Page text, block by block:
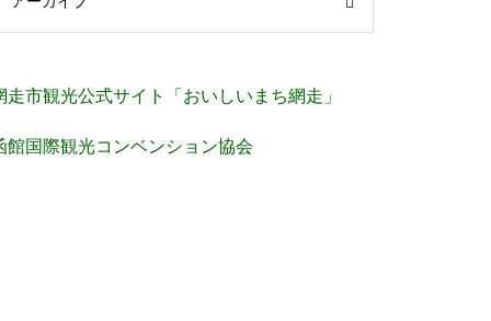
走市観光公式サイト「おいしいまち網走」
館国際観光コンベンション協会